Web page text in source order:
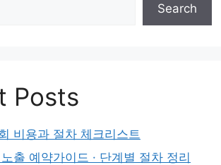
Search
Posts
비용과 절차 체크리스트
출 예약가이드 · 단계별 절차 정리